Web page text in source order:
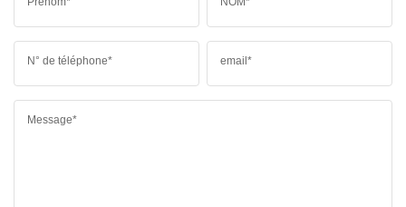
N° de téléphone* email*
Message*